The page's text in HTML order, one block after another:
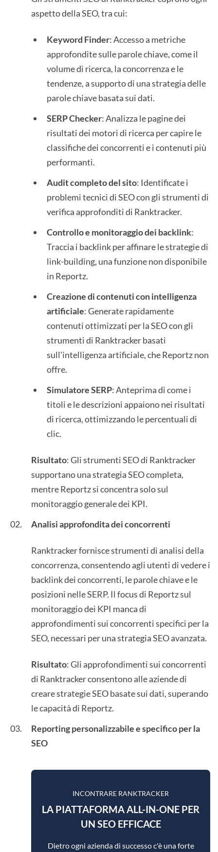
aspetto della SEO, tra cui:
Keyword Finder: Accesso a metriche
approfondite sulle parole chiave, come il
volume di ricerca, la concorrenza e le
tendenze, a supporto di una strategia delle
parole chiave basata sui dati.
SERP Checker: Analizza le pagine dei
risultati dei motori di ricerca per capire le
classifiche dei concorrenti e i contenuti più
performanti.
Audit completo del sito: Identificate i
problemi tecnici di SEO con gli strumenti di
verifica approfonditi di Ranktracker.
Controllo e monitoraggio dei backlink:
Traccia i backlink per affinare le strategie di
link-building, una funzione non disponibile
in Reportz.
Creazione di contenuti con intelligenza
artificiale: Generate rapidamente
contenuti ottimizzati per la SEO con gli
strumenti di Ranktracker basati
sull'intelligenza artificiale, che Reportz non
offre.
Simulatore SERP: Anteprima di come i
titoli e le descrizioni appaiono nei risultati
di ricerca, ottimizzando le percentuali di
clic.
Risultato: Gli strumenti SEO di Ranktracker
supportano una strategia SEO completa,
mentre Reportz si concentra solo sul
monitoraggio generale dei KPI.
Analisi approfondita dei concorrenti
Ranktracker fornisce strumenti di analisi della
concorrenza, consentendo agli utenti di vedere i
backlink dei concorrenti, le parole chiave e le
posizioni nelle SERP. Il focus di Reportz sul
monitoraggio dei KPI manca di
approfondimenti sui concorrenti specifici per la
SEO, necessari per una strategia SEO avanzata.
Risultato: Gli approfondimenti sui concorrenti
di Ranktracker consentono alle aziende di
creare strategie SEO basate sui dati, superando
le capacità di Reportz.
Reporting personalizzabile e specifico per la
SEO
INCONTRARE RANKTRACKER
LA PIATTAFORMA ALL-IN-ONE PER
UN SEO EFFICACE
Dietro ogni azienda di successo c'è una forte